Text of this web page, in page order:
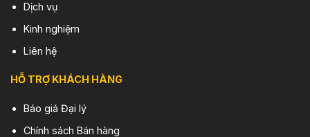
Dịch vụ
Kinh nghiệm
Liên hệ
HỖ TRỢ KHÁCH HÀNG
Báo giá Đại lý
Chính sách Bán hàng